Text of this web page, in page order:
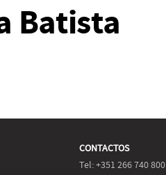
Batista
CONTACTOS
Tel: +351 266 740 800